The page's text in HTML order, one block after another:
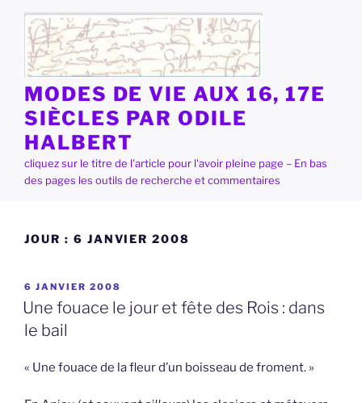
contenu
principal
MODES DE VIE AUX 16, 17E
SIÈCLES PAR ODILE
HALBERT
cliquez sur le titre de l'article pour l'avoir pleine page – En bas
des pages les outils de recherche et commentaires
JOUR : 6 JANVIER 2008
PUBLIÉ
LE
6 JANVIER 2008
Une fouace le jour et fête des Rois : dans
le bail
« Une fouace de la fleur d’un boisseau de froment. »